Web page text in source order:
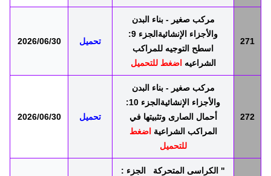
271
مركب صغير - بناء البدن
والأجزاء الإنشائيةالجزء 9:
اسطح التوجيه للمراكب
الشراعيه اضغط للتحميل
تحميل 2026/06/30
272
مركب صغير - بناء البدن
والأجزاء الإنشائيةالجزء 10:
أحمال الصارى وتثبيتها في
المراكب الشراعية اضغط
للتحميل
تحميل 2026/06/30
" الكراسى المتحركة الجزء :